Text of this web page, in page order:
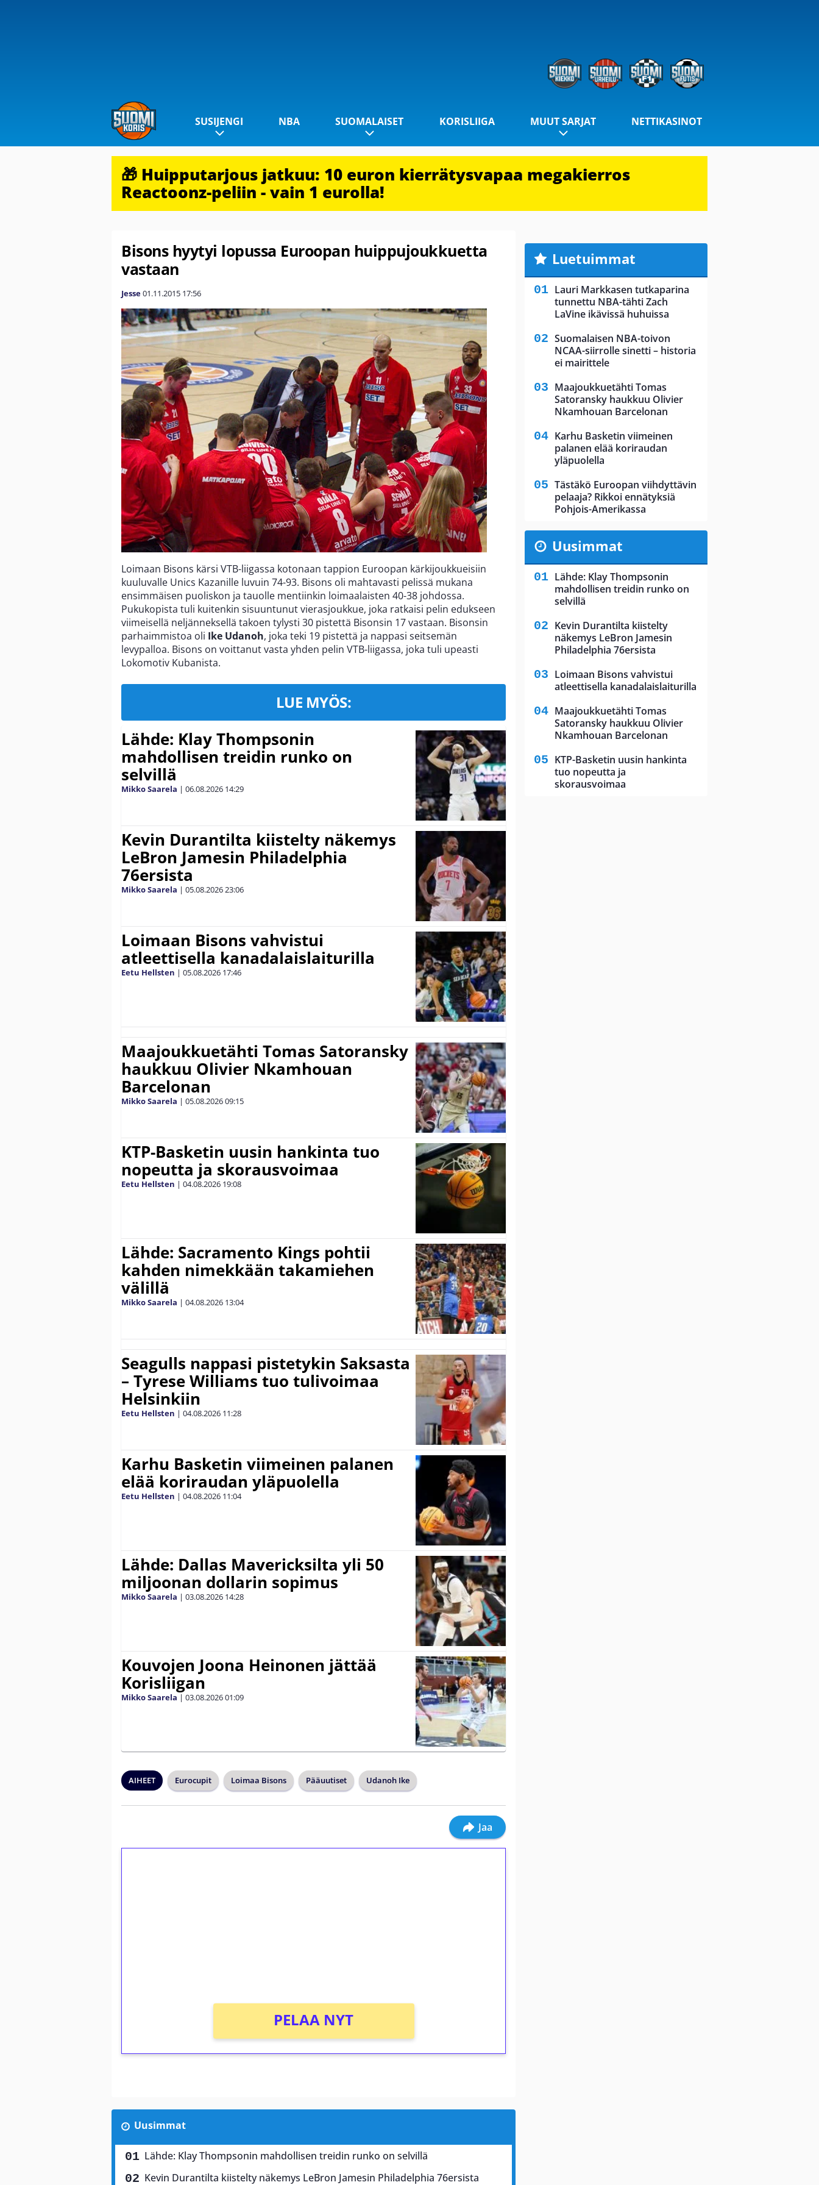
SUSIJENGI NBA SUOMALAISET KORISLIIGA MUUT SARJAT NETTIKASINOT
🎁 Huipputarjous jatkuu: 10 euron kierrätysvapaa megakierros
Reactoonz-peliin - vain 1 eurolla!
Bisons hyytyi lopussa Euroopan huippujoukkuetta
vastaan
Jesse01.11.2015 17:56
Loimaan Bisons kärsi VTB-liigassa kotonaan tappion Euroopan kärkijoukkueisiin
kuuluvalle Unics Kazanille luvuin 74-93. Bisons oli mahtavasti pelissä mukana
ensimmäisen puoliskon ja tauolle mentiinkin loimaalaisten 40-38 johdossa.
Pukukopista tuli kuitenkin sisuuntunut vierasjoukkue, joka ratkaisi pelin edukseen
viimeisellä neljänneksellä takoen tylysti 30 pistettä Bisonsin 17 vastaan. Bisonsin
parhaimmistoa oli Ike Udanoh, joka teki 19 pistettä ja nappasi seitsemän
levypalloa. Bisons on voittanut vasta yhden pelin VTB-liigassa, joka tuli upeasti
Lokomotiv Kubanista.
LUE MYÖS:
Lähde: Klay Thompsonin
mahdollisen treidin runko on
selvillä
Mikko Saarela | 06.08.2026 14:29
Kevin Durantilta kiistelty näkemys
LeBron Jamesin Philadelphia
76ersista
Mikko Saarela | 05.08.202623:06
Loimaan Bisons vahvistui
atleettisella kanadalaislaiturilla
Eetu Hellsten | 05.08.2026 17:46
Maajoukkuetähti Tomas Satoransky
haukkuu Olivier Nkamhouan
Barcelonan
Mikko Saarela | 05.08.202609:15
KTP-Basketin uusin hankinta tuo
nopeutta ja skorausvoimaa
Eetu Hellsten | 04.08.2026 19:08
Lähde: Sacramento Kings pohtii
kahden nimekkään takamiehen
välillä
Mikko Saarela | 04.08.2026 13:04
Seagulls nappasi pistetykin Saksasta
– Tyrese Williams tuo tulivoimaa
Helsinkiin
Eetu Hellsten | 04.08.2026 11:28
Karhu Basketin viimeinen palanen
elää koriraudan yläpuolella
Eetu Hellsten | 04.08.2026 11:04
Lähde: Dallas Mavericksilta yli 50
miljoonan dollarin sopimus
Mikko Saarela | 03.08.2026 14:28
Kouvojen Joona Heinonen jättää
Korisliigan
Mikko Saarela | 03.08.202601:09
AIHEET Eurocupit Loimaa Bisons Pääuutiset Udanoh Ike
Jaa
PELAA NYT
Uusimmat
Lähde: Klay Thompsonin mahdollisen treidin runko on selvillä
Kevin Durantilta kiistelty näkemys LeBron Jamesin Philadelphia 76ersista
Luetuimmat
Lauri Markkasen tutkaparina
tunnettu NBA-tähti Zach
LaVine ikävissä huhuissa
Suomalaisen NBA-toivon
NCAA-siirrolle sinetti – historia
ei mairittele
Maajoukkuetähti Tomas
Satoransky haukkuu Olivier
Nkamhouan Barcelonan
Karhu Basketin viimeinen
palanen elää koriraudan
yläpuolella
Tästäkö Euroopan viihdyttävin
pelaaja? Rikkoi ennätyksiä
Pohjois-Amerikassa
Uusimmat
Lähde: Klay Thompsonin
mahdollisen treidin runko on
selvillä
Kevin Durantilta kiistelty
näkemys LeBron Jamesin
Philadelphia 76ersista
Loimaan Bisons vahvistui
atleettisella kanadalaislaiturilla
Maajoukkuetähti Tomas
Satoransky haukkuu Olivier
Nkamhouan Barcelonan
KTP-Basketin uusin hankinta
tuo nopeutta ja
skorausvoimaa